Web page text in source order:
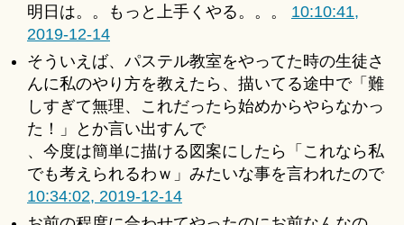
明日は。。もっと上手くやる。。。 10:10:41,
2019-12-14
そういえば、パステル教室をやってた時の生徒さ
んに私のやり方を教えたら、描いてる途中で「難
しすぎて無理、これだったら始めからやらなかっ
た！」とか言い出すんで
、今度は簡単に描ける図案にしたら「これなら私
でも考えられるわｗ」みたいな事を言われたので
10:34:02, 2019-12-14